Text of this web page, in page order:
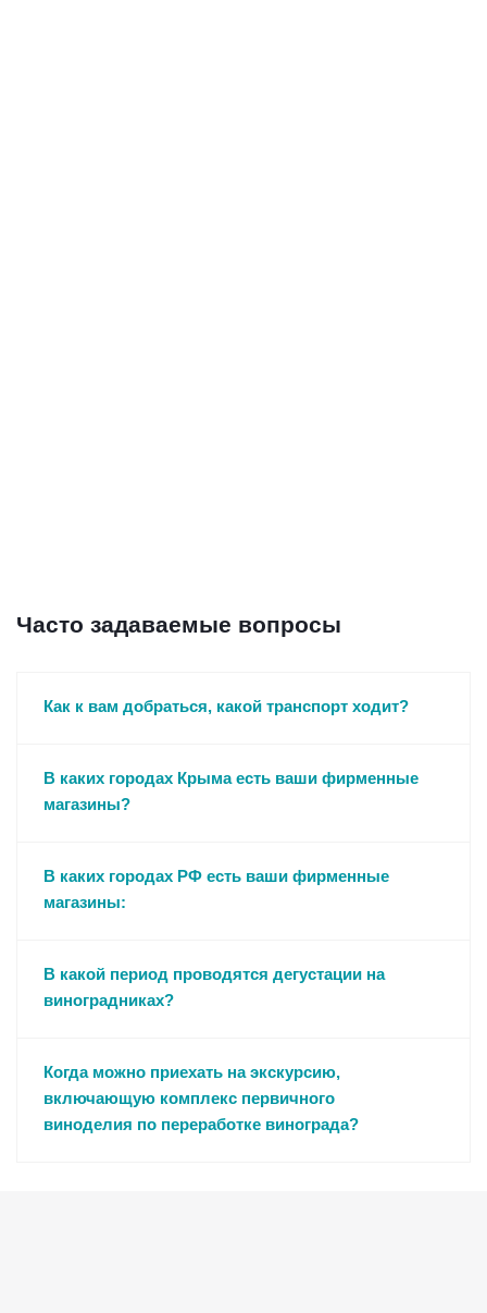
Часто задаваемые вопросы
Как к вам добраться, какой транспорт ходит?
В каких городах Крыма есть ваши фирменные
магазины?
В каких городах РФ есть ваши фирменные
магазины:
В какой период проводятся дегустации на
виноградниках?
Когда можно приехать на экскурсию,
включающую комплекс первичного
виноделия по переработке винограда?